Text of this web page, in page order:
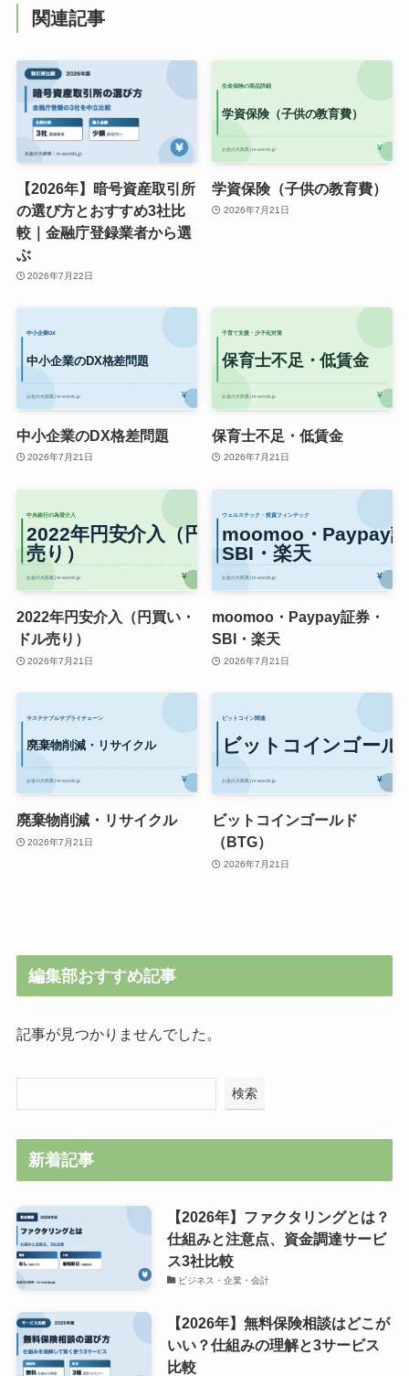
関連記事
【2026年】暗号資産取引所
の選び方とおすすめ3社比
較｜金融庁登録業者から選
ぶ
2026年7月22日
学資保険（子供の教育費）
2026年7月21日
中小企業のDX格差問題
2026年7月21日
保育士不足・低賃金
2026年7月21日
2022年円安介入（円買い・
ドル売り）
2026年7月21日
moomoo・Paypay証券・
SBI・楽天
2026年7月21日
廃棄物削減・リサイクル
2026年7月21日
ビットコインゴールド
（BTG）
2026年7月21日
編集部おすすめ記事
記事が見つかりませんでした。
検索
新着記事
【2026年】ファクタリングとは？
仕組みと注意点、資金調達サービ
ス3社比較
ビジネス・企業・会計
【2026年】無料保険相談はどこが
いい？仕組みの理解と3サービス
比較